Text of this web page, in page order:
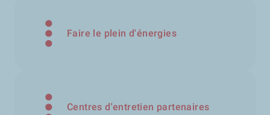
Faire le plein d'énergies
Centres d'entretien partenaires